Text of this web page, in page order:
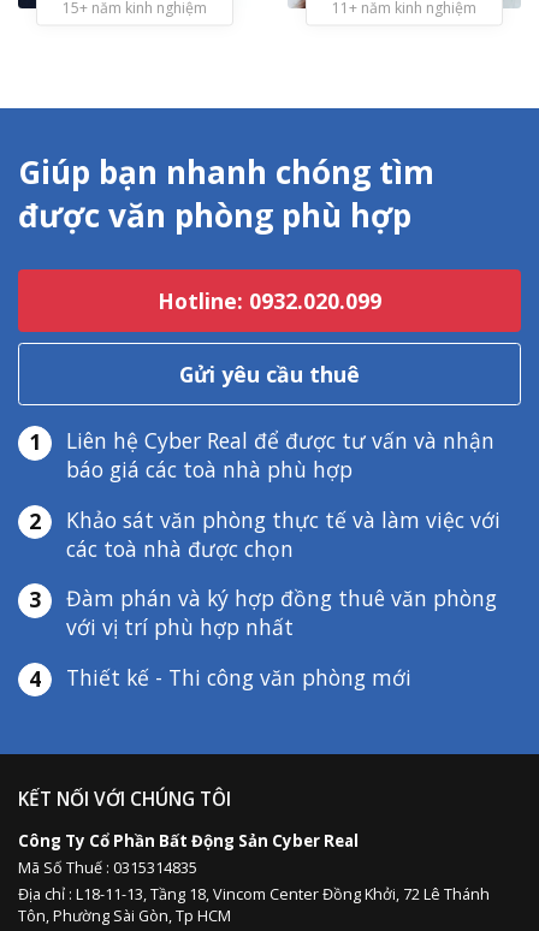
15+ năm kinh nghiệm 11+ năm kinh nghiệm
Giúp bạn nhanh chóng tìm
được văn phòng phù hợp
Hotline: 0932.020.099
Gửi yêu cầu thuê
1
Liên hệ Cyber Real để được tư vấn và nhận
báo giá các toà nhà phù hợp
2
Khảo sát văn phòng thực tế và làm việc với
các toà nhà được chọn
3
Đàm phán và ký hợp đồng thuê văn phòng
với vị trí phù hợp nhất
4
Thiết kế - Thi công văn phòng mới
KẾT NỐI VỚI CHÚNG TÔI
Công Ty Cổ Phần Bất Động Sản Cyber Real
Mã Số Thuế : 0315314835
Địa chỉ : L18-11-13,Tầng 18, Vincom Center Đồng Khởi, 72 Lê Thánh
Tôn, Phường Sài Gòn, Tp HCM